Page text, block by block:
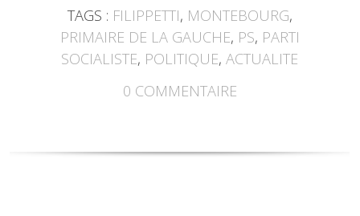
TAGS : FILIPPETTI, MONTEBOURG,
PRIMAIRE DE LA GAUCHE, PS, PARTI
SOCIALISTE, POLITIQUE,ACTUALITE
0 COMMENTAIRE